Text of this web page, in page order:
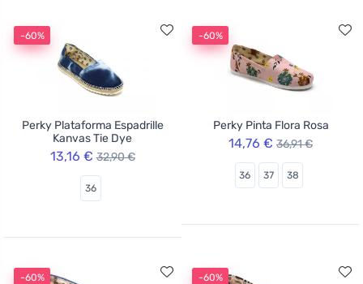
-60%
Perky Plataforma Espadrille
Kanvas Tie Dye
13,16 € 32,90 €
36
-60%
Perky Pinta Flora Rosa
14,76 € 36,91 €
36 37 38
-60% -60%